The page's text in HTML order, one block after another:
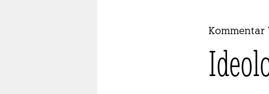
Kommentar